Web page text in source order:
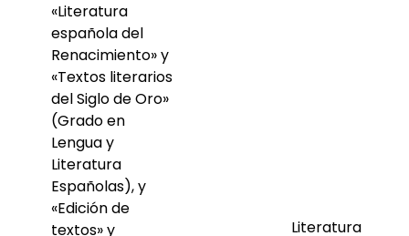
«Literatura
española del
Renacimiento» y
«Textos literarios
del Siglo de Oro»
(Grado en
Lengua y
Literatura
Españolas), y
«Edición de
textos» y
Literatura